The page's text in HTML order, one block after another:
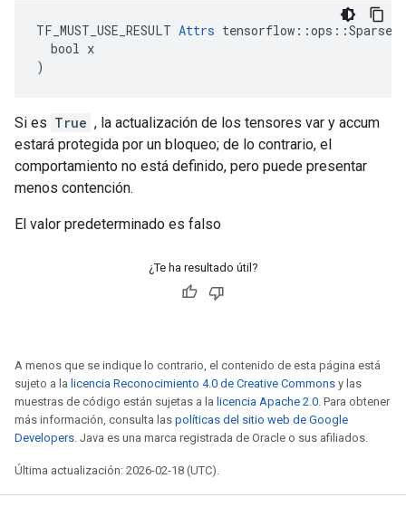
TF_MUST_USE_RESULT Attrs
  bool x
)
Si es True , la actualización de los tensores var y accum
estará protegida por un bloqueo; de lo contrario, el
comportamiento no está definido, pero puede presentar
menos contención.
El valor predeterminado es falso
¿Te ha resultado útil?
A menos que se indique lo contrario, el contenido de esta página está
sujeto a la licencia Reconocimiento 4.0 de Creative Commons y las
muestras de código están sujetas a la licencia Apache 2.0. Para obtener
más información, consulta las políticas del sitio web de Google
Developers. Java es una marca registrada de Oracle o sus afiliados.
Última actualización: 2026-02-18 (UTC).